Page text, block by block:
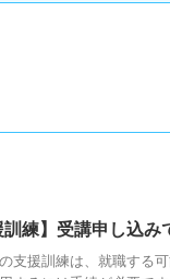
訓練】受講申し込
支援訓練は、就職する